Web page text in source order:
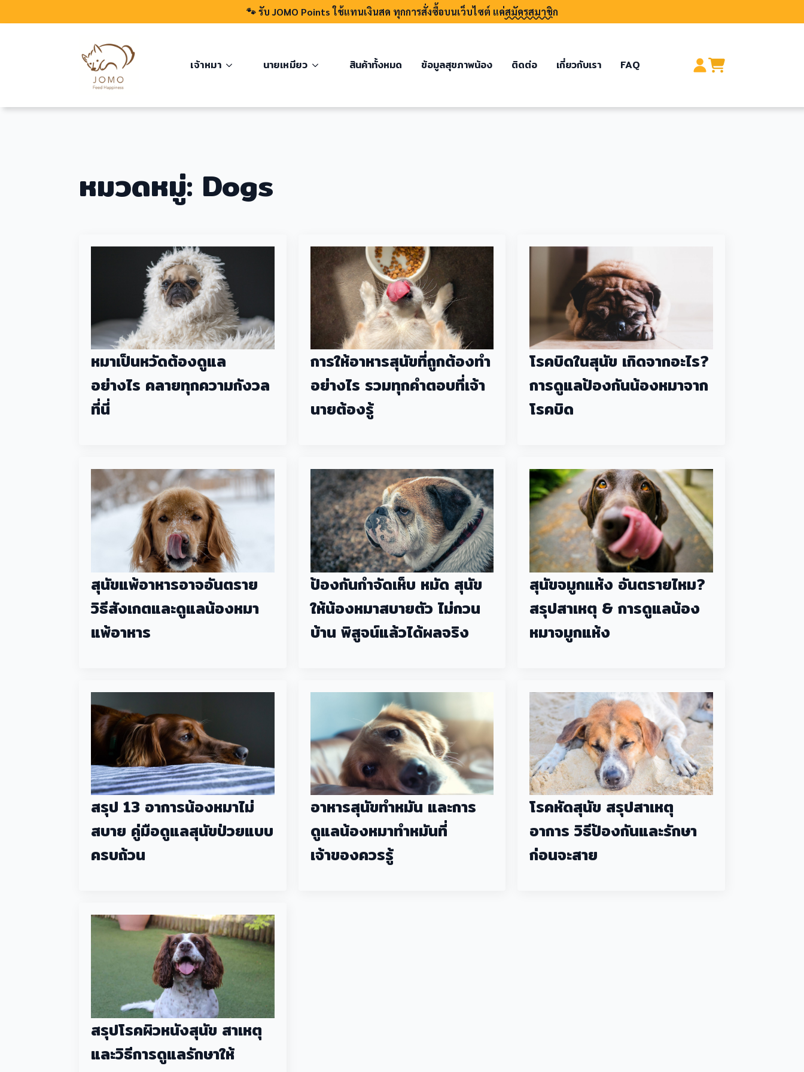
🐾 รับ JOMO Points ใช้แทนเงินสด ทุกการสั่งซื้อบนเว็บไซต์ แค่สมัครสมาชิก
เจ้าหมา นายเหมียว สินค้าทั้งหมด ข้อมูลสุขภาพน้อง ติดต่อ เกี่ยวกับเรา FAQ
หมวดหมู่: Dogs
หมาเป็นหวัดต้องดูแล
อย่างไร คลายทุกความกังวล
ที่นี่
การให้อาหารสุนัขที่ถูกต้องทำ
อย่างไร รวมทุกคำตอบที่เจ้า
นายต้องรู้
โรคบิดในสุนัข เกิดจากอะไร?
การดูแลป้องกันน้องหมาจาก
โรคบิด
สุนัขแพ้อาหารอาจอันตราย
วิธีสังเกตและดูแลน้องหมา
แพ้อาหาร
ป้องกันกำจัดเห็บ หมัด สุนัข
ให้น้องหมาสบายตัว ไม่กวน
บ้าน พิสูจน์แล้วได้ผลจริง
สุนัขจมูกแห้ง อันตรายไหม?
สรุปสาเหตุ & การดูแลน้อง
หมาจมูกแห้ง
สรุป 13 อาการน้องหมาไม่
สบาย คู่มือดูแลสุนัขป่วยแบบ
ครบถ้วน
อาหารสุนัขทำหมัน และการ
ดูแลน้องหมาทำหมันที่
เจ้าของควรรู้
โรคหัดสุนัข สรุปสาเหตุ
อาการ วิธีป้องกันและรักษา
ก่อนจะสาย
สรุปโรคผิวหนังสุนัข สาเหตุ
และวิธีการดูแลรักษาให้